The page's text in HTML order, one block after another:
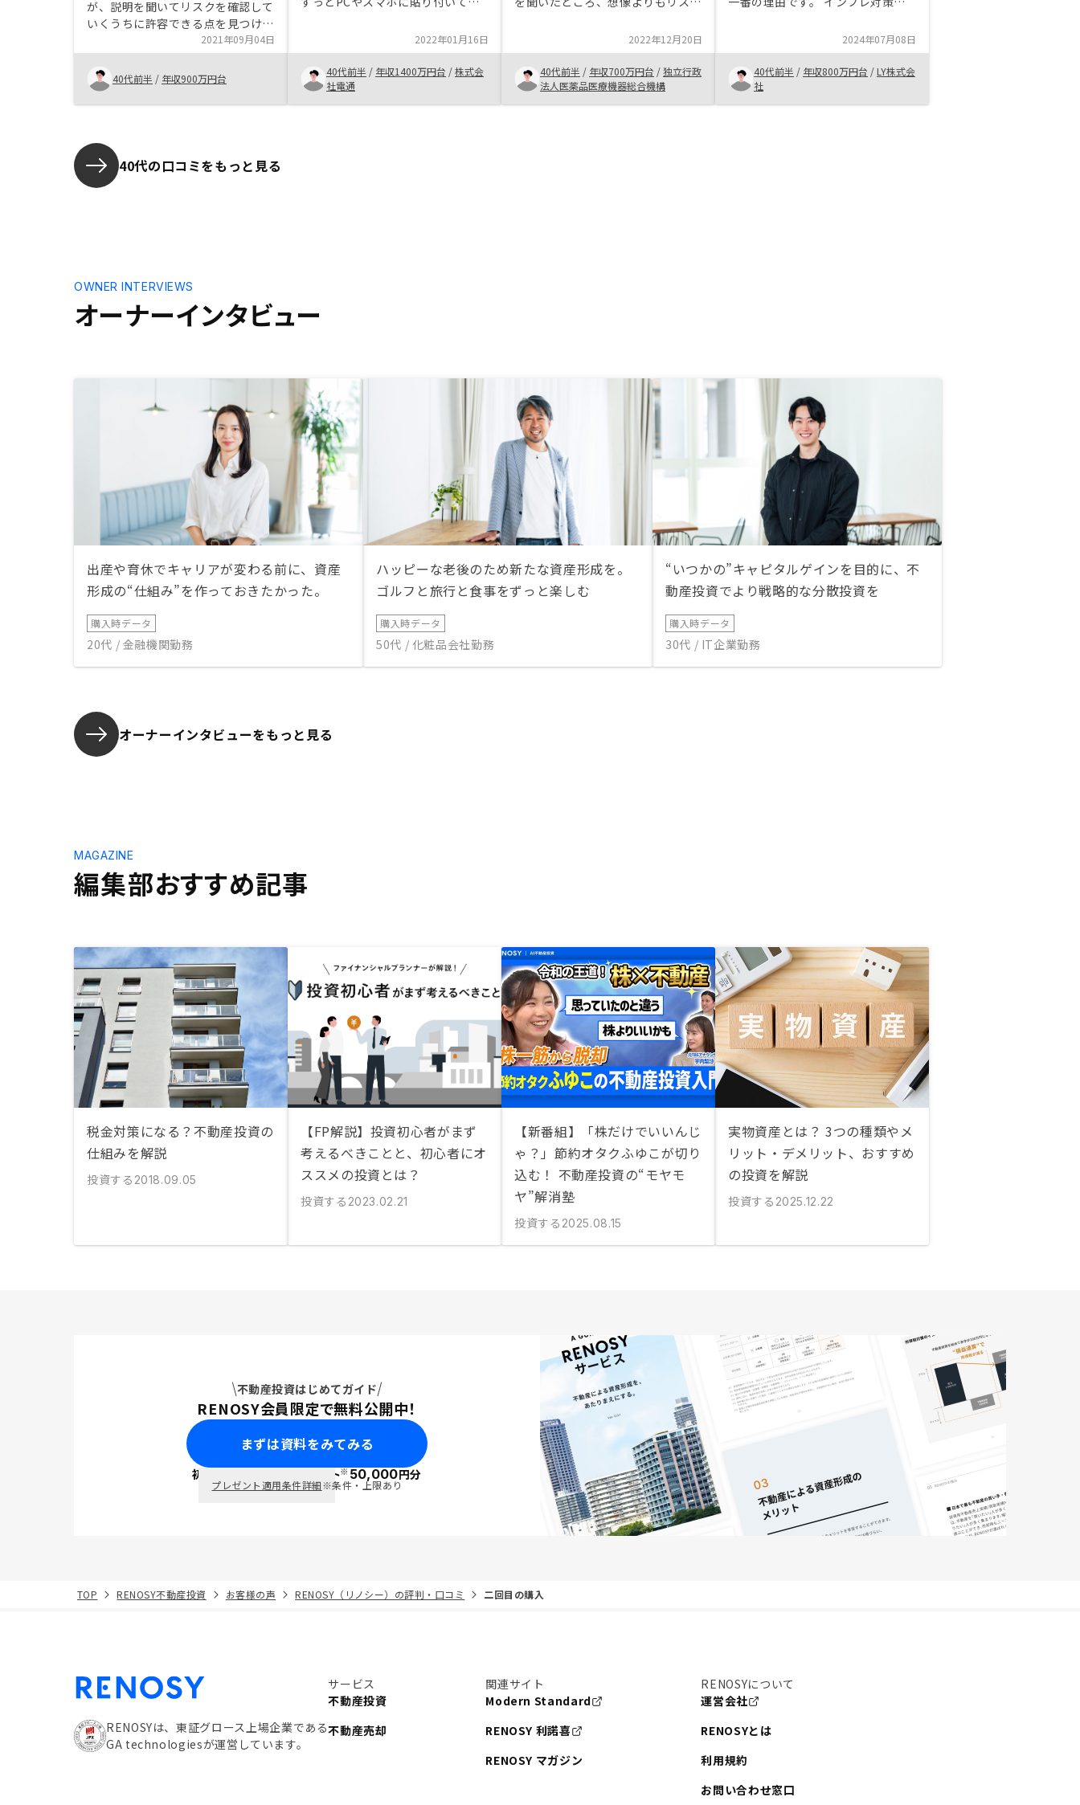
が、説明を聞いてリスクを確認して
いくうちに許容できる点を見つけて
安心を得ることができた。2021年09月04日
40代前半 / 年収900万円台
ので不動産投資にしました。長い目
で見た場合、また、ご家族がいるよ
うな人、老後が心配な人には向いて
いるのではないでしょうか。
2022年01月16日
40代前半 / 年収1400万円台 /株式会
社電通
あっという間に契約まで至りまし
た。複数の担当者がチームで対応し
てくださって、契約までもスムーズ
でしたし、細かいところまで気軽に
質問できて教えていただけたので、
2022年12月20日
40代前半 / 年収700万円台 /独立行政
法人医薬品医療機器総合機構
思いました。 RENOSYで購入を決
めた理由は、物件が良かったからで
す。 またサポートメンバーの対応
も良かったです。
2024年07月08日
40代前半 / 年収800万円台 /LY株式会
社
40代の口コミをもっと見る
オーナーインタビュー
OWNER INTERVIEWS
出産や育休でキャリアが変わる前に、資産
形成の“仕組み”を作っておきたかった。
購入時データ
20代 / 金融機関勤務
ハッピーな老後のため新たな資産形成を。
ゴルフと旅行と食事をずっと楽しむ
購入時データ
50代 / 化粧品会社勤務
“いつかの”キャピタルゲインを目的に、不
動産投資でより戦略的な分散投資を
購入時データ
30代 / IT企業勤務
オーナーインタビューをもっと見る
編集部おすすめ記事
MAGAZINE
税金対策になる？不動産投資の
仕組みを解説
投資する 2018.09.05
【FP解説】投資初心者がまず
考えるべきことと、初心者にオ
ススメの投資とは？
投資する 2023.02.21
【新番組】「株だけでいいんじ
ゃ？」節約オタクふゆこが切り
込む！ 不動産投資の“モヤモ
ヤ”解消塾
投資する 2025.08.15
実物資産とは？ 3つの種類やメ
リット・デメリット、おすすめ
の投資を解説
投資する 2025.12.22
不動産投資はじめてガイド
RENOSY会員限定で無料公開中！
まずは資料をみてみる
初回面談で ポイント※50,000円分
プレゼント適用条件詳細※条件・上限あり
TOP RENOSY不動産投資 お客様の声 RENOSY（リノシー）の評判・口コミ 二回目の購入
RENOSYは、東証グロース上場企業である
GA technologiesが運営しています。
サービス
不動産投資
不動産売却
関連サイト
Modern Standard
RENOSY 利諾喜
RENOSY マガジン
RENOSYについて
運営会社
RENOSYとは
利用規約
お問い合わせ窓口